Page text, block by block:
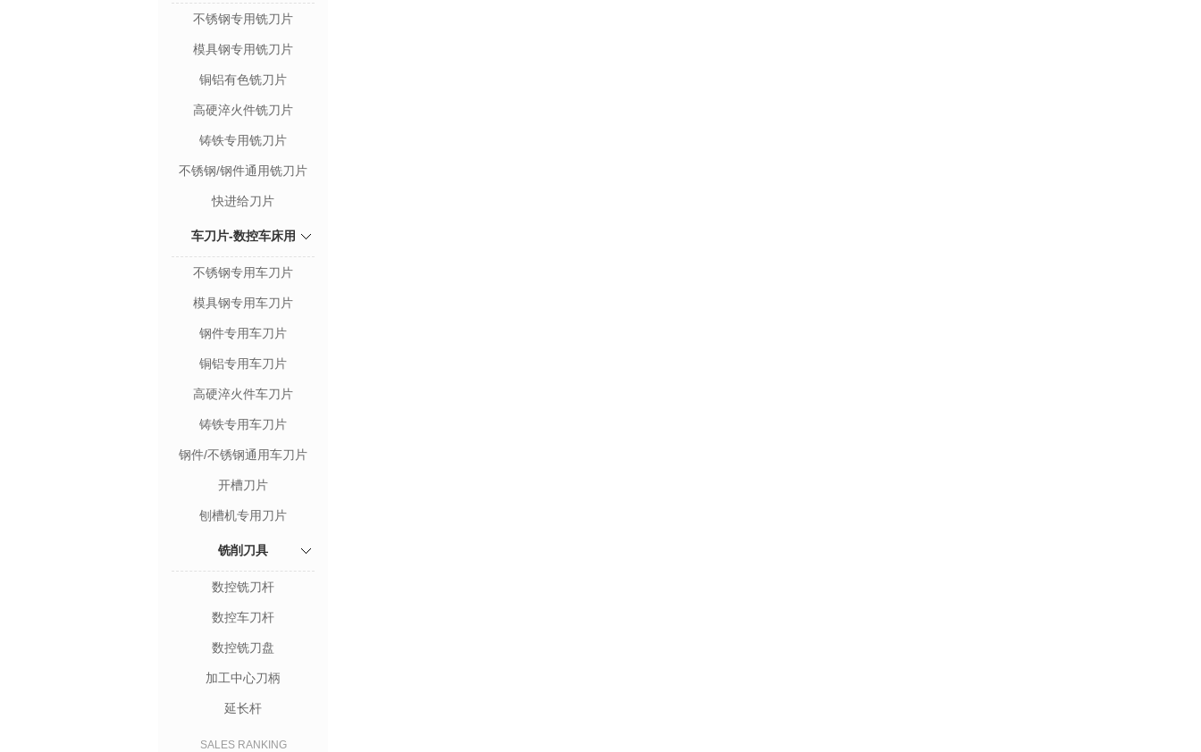
不锈钢专用铣刀片
模具钢专用铣刀片
铜铝有色铣刀片
高硬淬火件铣刀片
铸铁专用铣刀片
不锈钢/钢件通用铣刀片
快进给刀片
车刀片-数控车床用
不锈钢专用车刀片
模具钢专用车刀片
钢件专用车刀片
铜铝专用车刀片
高硬淬火件车刀片
铸铁专用车刀片
钢件/不锈钢通用车刀片
开槽刀片
刨槽机专用刀片
铣削刀具
数控铣刀杆
数控车刀杆
数控铣刀盘
加工中心刀柄
延长杆
SALES RANKING